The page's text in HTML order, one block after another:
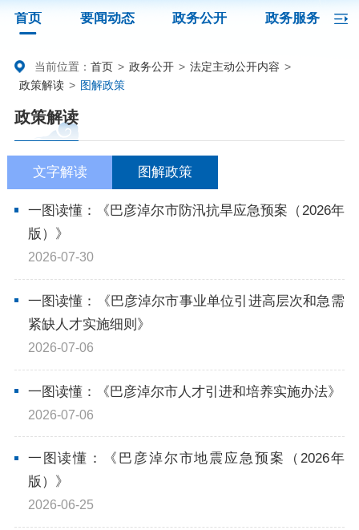
政务公开
政务服务
便民应用 便民热线 基础清单
办事大厅
政民互动
在线访谈
首页 要闻动态 政务公开 政务服务
当前位置： 首页 > 政务公开 > 法定主动公开内容 >
政策解读 > 图解政策
政策解读
文字解读 图解政策
一图读懂：《巴彦淖尔市防汛抗旱应急预案（2026年
版）》
2026-07-30
一图读懂：《巴彦淖尔市事业单位引进高层次和急需
紧缺人才实施细则》
2026-07-06
一图读懂：《巴彦淖尔市人才引进和培养实施办法》
2026-07-06
一图读懂：《巴彦淖尔市地震应急预案（2026年
版）》
2026-06-25